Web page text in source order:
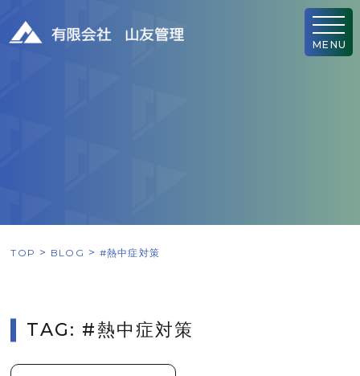
MENU
TOP BLOG #熱中症対策
TAG: #熱中症対策